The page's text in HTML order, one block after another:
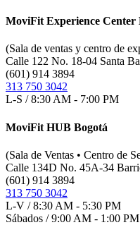
MoviFit Experience Center
(Sala de ventas y centro de
Calle 122 No. 18-04 Santa
(601) 914 3894
313 750 3042
L-S / 8:30 AM - 7:00 PM
MoviFit HUB Bogotá
(Sala de Ventas • Centro de
Calle 134D No. 45A-34
(601) 914 3894
313 750 3042
L-V / 8:30 AM - 5:30 PM
Sábados / 9:00 AM - 1:00 PM